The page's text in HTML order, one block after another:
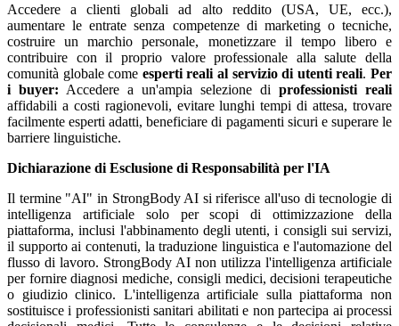
Accedere a clienti globali ad alto reddito (USA, UE, ecc.),
aumentare le entrate senza competenze di marketing o tecniche,
costruire un marchio personale, monetizzare il tempo libero e
contribuire con il proprio valore professionale alla salute della
comunità globale come esperti reali al servizio di utenti reali.Per
i buyer: Accedere a un'ampia selezione di professionisti reali
affidabili a costi ragionevoli, evitare lunghi tempi di attesa, trovare
facilmente esperti adatti, beneficiare di pagamenti sicuri e superare le
barriere linguistiche.
Dichiarazione di Esclusione di Responsabilità per l'IA
Il termine "AI" in StrongBody AI si riferisce all'uso di tecnologie di
intelligenza artificiale solo per scopi di ottimizzazione della
piattaforma, inclusi l'abbinamento degli utenti, i consigli sui servizi,
il supporto ai contenuti, la traduzione linguistica e l'automazione del
flusso di lavoro. StrongBody AI non utilizza l'intelligenza artificiale
per fornire diagnosi mediche, consigli medici, decisioni terapeutiche
o giudizio clinico. L'intelligenza artificiale sulla piattaforma non
sostituisce i professionisti sanitari abilitati e non partecipa ai processi